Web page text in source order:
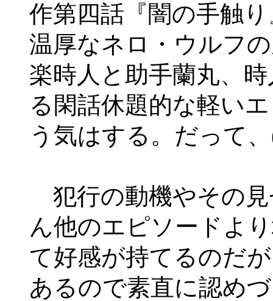
作第四話『闇の手触
温厚なネロ・ウルフ
楽時人と助手蘭丸、
る閑話休題的な軽い
う気はする。だって
犯行の動機やその
ん他のエピソードよ
て好感が持てるのだ
あるので素直に認め